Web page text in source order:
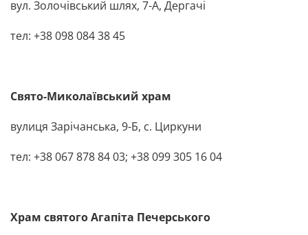
вул. Золочівський шлях, 7-А, Дергачі
тел: +38 098 084 38 45
Свято-Миколаївський храм
вулиця Зарічанська, 9-Б, с. Циркуни
тел: +38 067 878 84 03; +38 099 305 16 04
Храм святого Агапіта Печерського